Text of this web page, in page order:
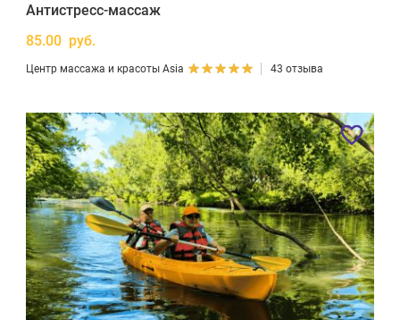
Антистресс-массаж
85.00 руб.
Центр массажа и красоты Asia 43 отзыва